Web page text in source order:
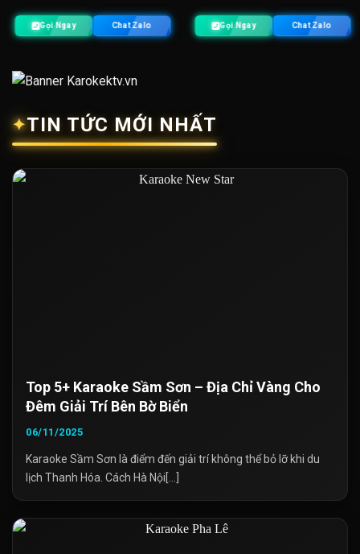
Gọi Ngay Chat Zalo Gọi Ngay Chat Zalo
TIN TỨC MỚI NHẤT
Top 5+ Karaoke Sầm Sơn – Địa Chỉ Vàng Cho
Đêm Giải Trí Bên Bờ Biển
06/11/2025
Karaoke Sầm Sơn là điểm đến giải trí không thể bỏ lỡ khi du
lịch Thanh Hóa. Cách Hà Nội[...]